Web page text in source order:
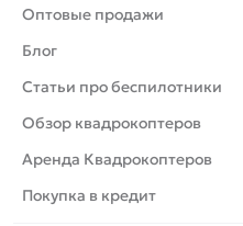
Танки
Вертолеты
Катера
Роботы
Самолеты
Сборные модели
Оптовые продажи
Блог
Статьи про беспилотники
Обзор квадрокоптеров
Аренда Квадрокоптеров
Покупка в кредит